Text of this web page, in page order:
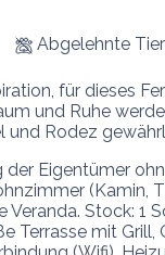
Abgelehnte
für dieses
und Ruhe
und Rodez
Eigentümer
(Kamin,
Stock:
Terrasse mit